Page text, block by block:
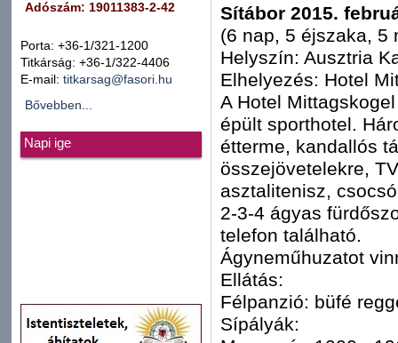
Adószám: 19011383-2-42
Porta: +36-1/321-1200
Titkárság: +36-1/322-4406
E-mail: titkarsag@fasori.hu
Bővebben...
Napi ige
Sítábor 2015.
(6 nap, 5 éjszaka, 5
Helyszín: Ausztria
Elhelyezés: Hotel
A Hotel
épült sporthotel.
étterme, kandallós
összejövetelekre,
asztalitenisz,
2-3-4 ágyas
telefon található.
Ágyneműhuzatot
Ellátás:
Félpanzió: büfé
Sípályák: